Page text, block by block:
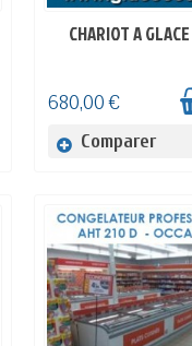
EN STOCK
CHARIOT A
680,00 €
Comparer